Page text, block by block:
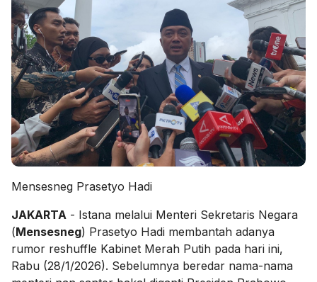
Mensesneg Prasetyo Hadi
JAKARTA - Istana melalui Menteri Sekretaris Negara
(Mensesneg) Prasetyo Hadi membantah adanya
rumor reshuffle Kabinet Merah Putih pada hari ini,
Rabu (28/1/2026). Sebelumnya beredar nama-nama